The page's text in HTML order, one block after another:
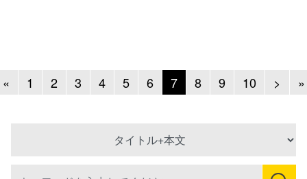
«Previous
1 2 3 4 5 6 7 8 9 10 > Next
»